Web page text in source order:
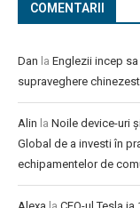
COMENTARII
Dan la Englezii incep
supraveghere
Alin la Noile device-uri
Global de a investi în
echipamentelor de